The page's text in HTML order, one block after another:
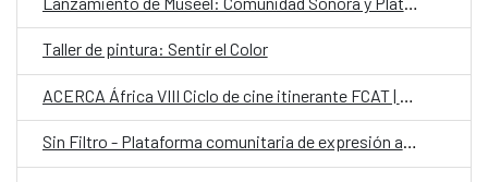
Taller de pintura: Sentir el Color
ACERCA África VIII Ciclo de cine itinerante FCAT | AECID
Sin Filtro - Plataforma comunitaria de expresión artística